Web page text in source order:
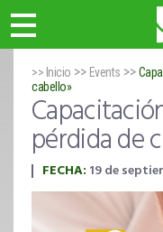
>> Inicio >> Events >>
cabello»
pérdida de
FECHA: 19 de